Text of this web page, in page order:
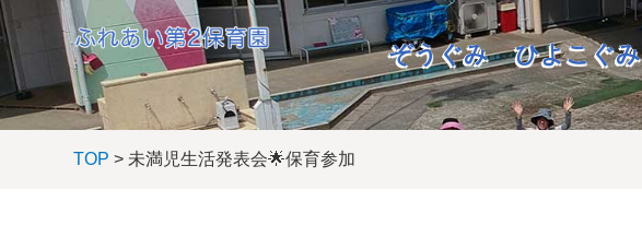
ぞうぐみ ひよこぐみ
TOP > 未満児生活発表会🌟保育参加